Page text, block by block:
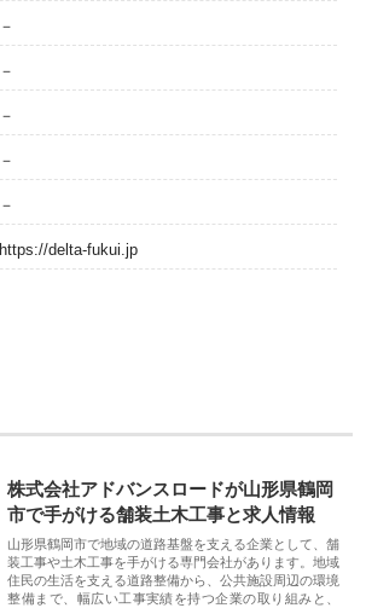
－
－
－
－
－
https://delta-fukui.jp
株式会社アドバンスロードが山形県鶴岡
市で手がける舗装土木工事と求人情報
山形県鶴岡市で地域の道路基盤を支える企業として、舗
装工事や土木工事を手がける専門会社があります。地域
住民の生活を支える道路整備から、公共施設周辺の環境
整備まで、幅広い工事実績を持つ企業の取り組みと、